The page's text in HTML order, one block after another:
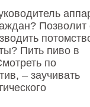
Позволит
Пить пиво в
по
– заучивать